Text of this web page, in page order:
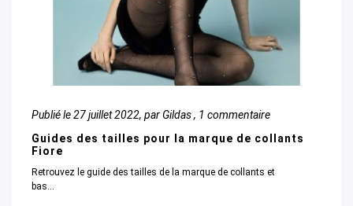
Publié le27 juillet 2022, par Gildas , 1 commentaire
Guides des tailles pour la marque de collants
Fiore
Retrouvez le guide des tailles de la marque de collants et
bas...